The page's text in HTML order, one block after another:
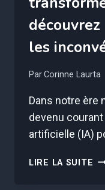
les
ParCorinne Laurta
Dans notre ère
devenu courant
artificielle (IA)
LIRE LA SUITE